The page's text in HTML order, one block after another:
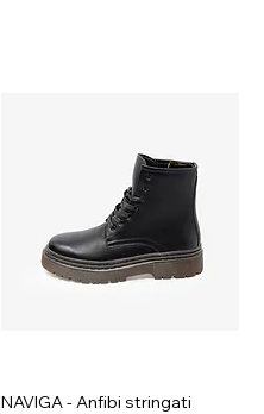
NAVIGA - Anfibi stringati